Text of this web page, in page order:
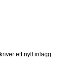
ett nytt inlägg.